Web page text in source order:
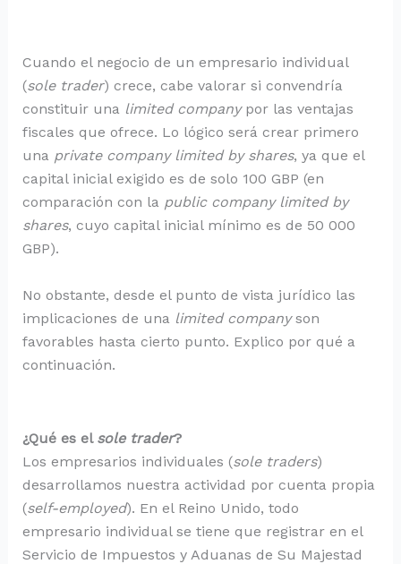
Cuando el negocio de un empresario individual
(sole trader) crece, cabe valorar si convendría
constituir una limited companypor las ventajas
fiscales que ofrece. Lo lógico será crear primero
una private company limited by shares, ya que el
capital inicial exigido es de solo 100 GBP (en
comparación con la public company limited by
shares, cuyo capital inicial mínimo es de 50 000
GBP).
No obstante, desde el punto de vista jurídico las
implicaciones de una limited companyson
favorables hasta cierto punto. Explico por qué a
continuación.
¿Qué es el sole trader?
Los empresarios individuales (sole traders)
desarrollamos nuestra actividad por cuenta propia
(self-employed). En el Reino Unido, todo
empresario individual se tiene que registrar en el
Servicio de Impuestos y Aduanas de Su Majestad